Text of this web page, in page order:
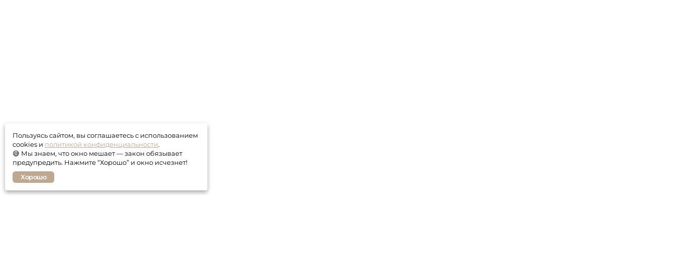
Пользуясь сайтом, вы соглашаетесь с использованием
cookies и политикой конфиденциальности.
😅 Мы знаем, что окно мешает — закон обязывает
предупредить. Нажмите “Хорошо” и окно исчезнет!
Хорошо